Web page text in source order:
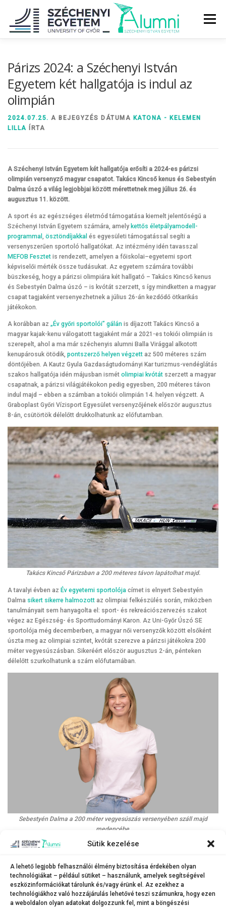
Sütik kezelése
A lehető legjobb felhasználói élmény biztosítása érdekében olyan
technológiákat – például sütiket – használunk, amelyek segítségével
eszközinformációkat tárolunk és/vagy érünk el. Az ezekhez a
technológiákhoz való hozzájárulás lehetővé teszi számunkra, hogy ezen
a weboldalon olyan adatokat dolgozzunk fel, mint a böngészési
tartalomhoz
Menü
DIPLOMAÁTADÓ
Párizs 2024: a Széchenyi István
Egyetem két hallgatója is indul az
olimpián
2024.07.25. A BEJEGYZÉS DÁTUMA KATONA - KELEMEN
LILLA ÍRTA
A Széchenyi István Egyetem két hallgatója erősíti a 2024-es párizsi
olimpián versenyző magyar csapatot. Takács Kincső kenus és Sebestyén
Dalma úszó a világ legjobbjai között mérettetnek meg július 26. és
augusztus 11. között.
A sport és az egészséges életmód támogatása kiemelt jelentőségű a
Széchenyi István Egyetem számára, amely kettős életpályamodell-
programmal , ösztöndíjakkal és egyesületi támogatással segíti a
versenyszerűen sportoló hallgatókat. Az intézmény idén tavasszal
MEFOB Fesztet is rendezett, amelyen a főiskolai–egyetemi sport
képviselői mérték össze tudásukat. Az egyetem számára további
büszkeség, hogy a párizsi olimpiára két hallgató – Takács Kincső kenus
és Sebestyén Dalma úszó – is kvótát szerzett, s így mindketten a magyar
csapat tagjaként versenyezhetnek a július 26-án kezdődő ötkarikás
játékokon.
A korábban az „Év győri sportolói” gálán is díjazott Takács Kincső a
magyar kajak-kenu válogatott tagjaként már a 2021-es tokiói olimpián is
szerepelt, ahol a ma már széchenyis alumni Balla Virággal alkotott
kenupárosuk ötödik, pontszerző helyen végzett az 500 méteres szám
döntőjében. A Kautz Gyula Gazdaságtudományi Kar turizmus-vendéglátás
szakos hallgatója idén májusban ismét olimpiai kvótát szerzett a magyar
csapatnak, a párizsi világjátékokon pedig egyesben, 200 méteres távon
indul majd – ebben a számban a tokiói olimpián 14. helyen végzett. A
Graboplast Győri Vízisport Egyesület versenyzőjének először augusztus
8-án, csütörtök délelőtt drukkolhatunk az előfutamban.
Takács Kincső Párizsban a 200 méteres távon lapátolhat majd.
A tavalyi évben az Év egyetemi sportolója címet is elnyert Sebestyén
Dalma sikert sikerre halmozott az olimpiai felkészülés során, miközben
tanulmányait sem hanyagolta el: sport- és rekreációszervezés szakot
végez az Egészség- és Sporttudományi Karon. Az Uni-Győr Úszó SE
sportolója még decemberben, a magyar női versenyzők között elsőként
úszta meg az olimpiai szintet, kvótát szerezve a párizsi játékokra 200
méter vegyesúszásban. Sikeréért először augusztus 2-án, pénteken
délelőtt szurkolhatunk a szám előfutamában.
Sebestyén Dalma a 200 méter vegyesúszás versenyében száll majd
medencébe.
(Fotó: Adorján András)
A Széchenyi István Egyetem szoros kapcsolatot ápol az Uni-Győr Úszó
Sport Egyesülettel, amelynek egy másik sportolója, Szabó Szebasztián is
indul az ötkarikás játékokon. Az újvidéki származású úszó az 50 méter
gyors számban versenyez majd Párizsban, ennek előfutamát augusztus
1-jén, csütörtökön rendezik.